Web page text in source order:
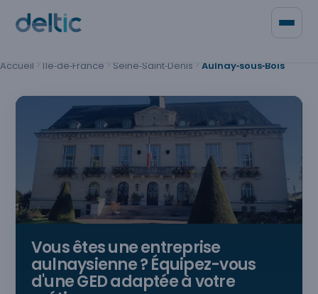
Qui sommes-nous
Contacter Deltic
Accueil Île‑de‑France Seine‑Saint‑Denis Aulnay‑sous‑Bois
Vous êtes une entreprise
aulnaysienne? Équipez-vous
d'une GED adaptée à votre
Panneau de gestion des cookies